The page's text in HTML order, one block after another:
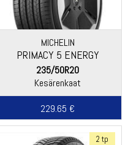
MICHELIN
PRIMACY 5 ENERGY
235/50R20
Kesärenkaat
229.65 €
2 tp